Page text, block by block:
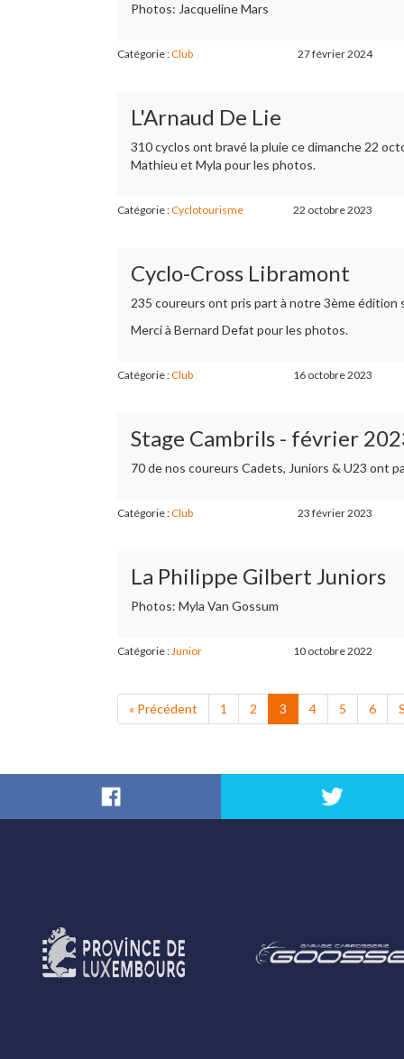
Photos: Jacqueline Mars
Catégorie :Club 27 février 2024
L'Arnaud De Lie
310 cyclos ont bravé la pluie ce dimanche 22
Mathieu et Myla pour les photos.
Catégorie :Cyclotourisme 22 octobre 2023
Cyclo-Cross Libramont
235 coureurs ont pris part à notre 3ème édition
Merci à Bernard Defat pour les photos.
Catégorie :Club 16 octobre 2023
Stage Cambrils - février
70 de nos coureurs Cadets, Juniors & U23 ont
Catégorie :Club 23 février 2023
La Philippe Gilbert Juniors
Photos: Myla Van Gossum
Catégorie :Junior 10 octobre 2022
« Précédent 1 2 3 4 5 6